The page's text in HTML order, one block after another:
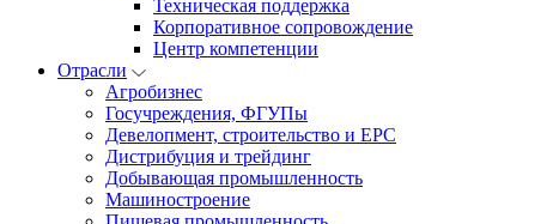
Техническая поддержка
Корпоративное сопровождение
Центр компетенции
Отрасли
Агробизнес
Госучреждения, ФГУПы
Девелопмент, строительство и EPC
Дистрибуция и трейдинг
Добывающая промышленность
Машиностроение